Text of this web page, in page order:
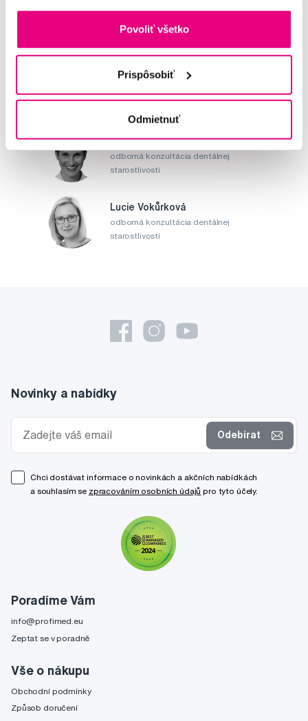
Povoliť všetko
Prispôsobiť
Odmietnuť
Napište našim odborníkům
MUDr. Alena Krugová
odborná konzultácia dentálnej
starostlivosti
Lucie Vokůrková
odborná konzultácia dentálnej
starostlivosti
Poradíme Vám
info@profimed.eu
Zeptat se v poradně
Vše o nákupu
Obchodní podmínky
Způsob doručení
Novinky a nabídky
Odebírat
Chci dostávat informace o novinkách a akčních nabídkách
a souhlasím se zpracováním osobních údajů pro tyto účely.